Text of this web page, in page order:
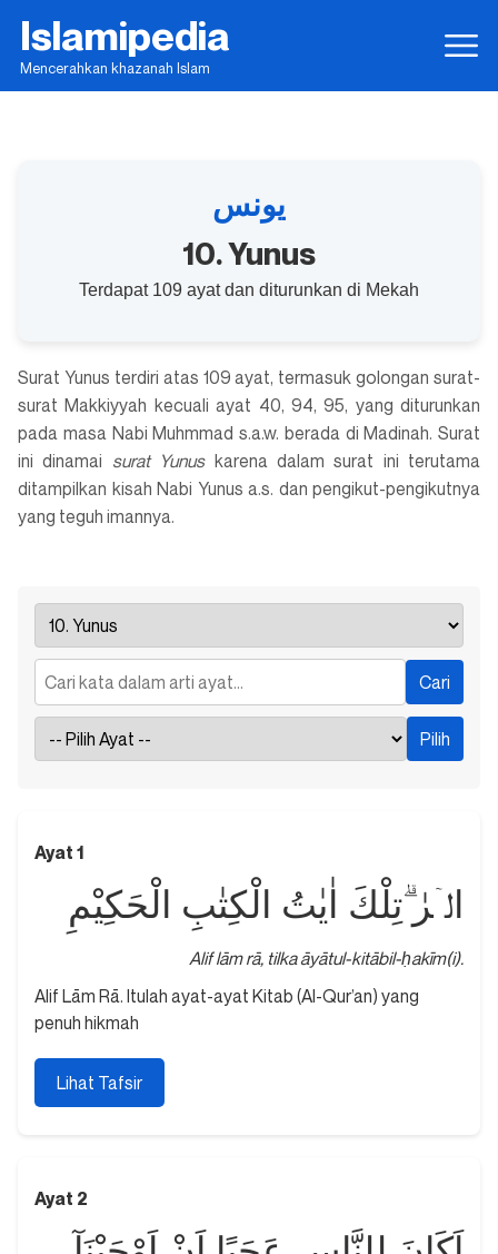
Islamipedia
Mencerahkan khazanah Islam
يونس
10. Yunus
Terdapat 109 ayat dan diturunkan di Mekah
Surat Yunus terdiri atas 109 ayat, termasuk golongan surat-
surat Makkiyyah kecuali ayat 40, 94, 95, yang diturunkan
pada masa Nabi Muhmmad s.a.w. berada di Madinah. Surat
ini dinamai surat Yunuskarena dalam surat ini terutama
ditampilkan kisah Nabi Yunus a.s. dan pengikut-pengikutnya
yang teguh imannya.
Ayat 1
الۤرٰ ۗتِلْكَ اٰيٰتُ الْكِتٰبِ الْحَكِيْمِ
Alif lām rā, tilka āyātul-kitābil-ḥakīm(i).
Alif Lām Rā. Itulah ayat-ayat Kitab (Al-Qur’an) yang
penuh hikmah
Lihat Tafsir
Ayat 2